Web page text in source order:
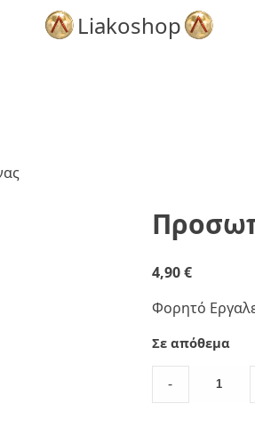
Liakoshop
4,90€
Φορητό
Σε απόθεμα
Προσωπικό
-